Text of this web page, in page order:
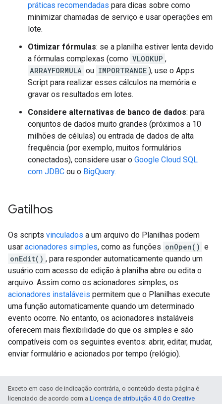
práticas recomendadas para dicas sobre como
minimizar chamadas de serviço e usar operações em
lote.
Otimizar fórmulas: se a planilha estiver lenta devido
a fórmulas complexas (como VLOOKUP ,
ARRAYFORMULA ou IMPORTRANGE ), use o Apps
Script para realizar esses cálculos na memória e
gravar os resultados em lotes.
Considere alternativas de banco de dados: para
conjuntos de dados muito grandes (próximos a 10
milhões de células) ou entrada de dados de alta
frequência (por exemplo, muitos formulários
conectados), considere usar o Google Cloud SQL
com JDBC ou o BigQuery.
Gatilhos
Os scripts vinculados a um arquivo do Planilhas podem
usar acionadores simples, como as funções onOpen() e
onEdit() , para responder automaticamente quando um
usuário com acesso de edição à planilha abre ou edita o
arquivo. Assim como os acionadores simples, os
acionadores instaláveis permitem que o Planilhas execute
uma função automaticamente quando um determinado
evento ocorre. No entanto, os acionadores instaláveis
oferecem mais flexibilidade do que os simples e são
compatíveis com os seguintes eventos: abrir, editar, mudar,
enviar formulário e acionados por tempo (relógio).
Exceto em caso de indicação contrária, o conteúdo desta página é
licenciado de acordo com a Licença de atribuição 4.0 do Creative